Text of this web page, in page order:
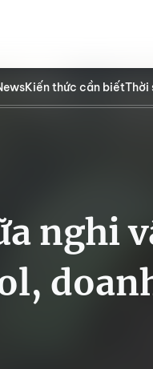
Kiến thức cần biếtThời
nghi